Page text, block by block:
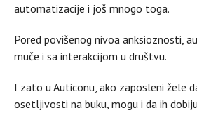
automatizacije i još mnogo toga.
Pored povišenog nivoa anksioznosti,
muče i sa interakcijom u društvu.
I zato u Auticonu, ako zaposleni žele
osetljivosti na buku, mogu i da ih